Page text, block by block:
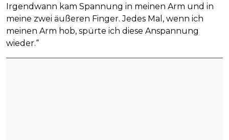
Irgendwann kam Spannung in meinen Arm und in
meine zwei äußeren Finger. Jedes Mal, wenn ich
meinen Arm hob, spürte ich diese Anspannung
wieder.“